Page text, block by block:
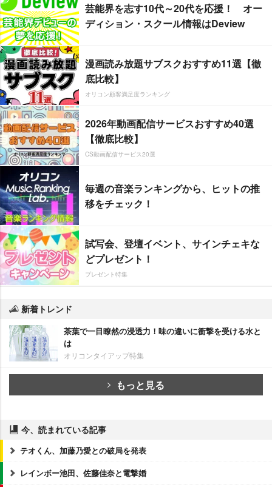
芸能界を志す10代～20代を応援！ オー
ディション・スクール情報はDeview
漫画読み放題サブスクおすすめ11選【徹
底比較】
オリコン顧客満足度ランキング
2026年動画配信サービスおすすめ40選
【徹底比較】
CS動画配信サービス20選
毎週の音楽ランキングから、ヒットの推
移をチェック！
試写会、登壇イベント、サインチェキな
どプレゼント！
プレゼント特集
新着トレンド
茶葉で一目瞭然の浸透力！味の違いに衝撃を受ける水と
は
オリコンタイアップ特集
もっと見る
今、読まれている記事
テオくん、加藤乃愛との破局を発表
レインボー池田、佐藤佳奈と電撃婚